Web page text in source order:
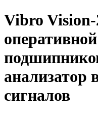
Vibro
анализатор
сигналов